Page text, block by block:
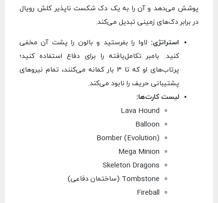
پوشش می‌دهد و آن را به یک دک شکست ناپذیر کلش رویال
در برابر دک‌های زمینی تبدیل می‌کند.
استراتژی: لاوا را بفرستید و بالون را پشت آن مخفی
کنید. بامبر تکامل‌یافته را برای دفاع استفاده کنید؛
پرتاب‌های او که تا ۳ بار کمانه می‌کنند، تمام نیروهای
پشتیبانی حریف را نابود می‌کند.
لیست کارت‌ها:
Lava Hound
Balloon
Bomber (Evolution)
Mega Minion
Skeleton Dragons
Tombstone (ساختمان دفاعی)
Fireball